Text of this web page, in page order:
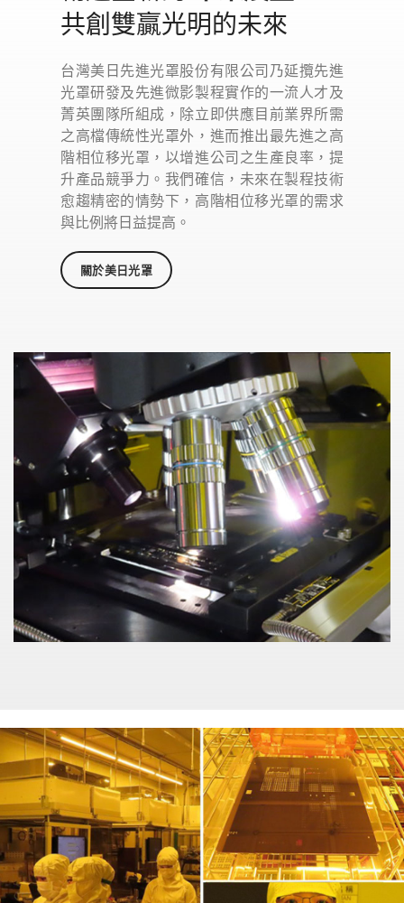
共創雙贏光明的未來
台灣美日先進光罩股份有限公司乃延攬先進
光罩研發及先進微影製程實作的一流人才及
菁英團隊所組成，除立即供應目前業界所需
之高檔傳統性光罩外，進而推出最先進之高
階相位移光罩，以增進公司之生產良率，提
升產品競爭力。我們確信，未來在製程技術
愈趨精密的情勢下，高階相位移光罩的需求
與比例將日益提高。
關於美日光罩